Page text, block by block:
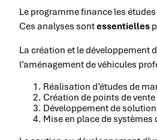
Le programme finance les
Ces analyses sontessentielles
La création et le développement
l’aménagement de véhicules
Réalisation d’études de
Création de points de
Développement de
Mise en place de